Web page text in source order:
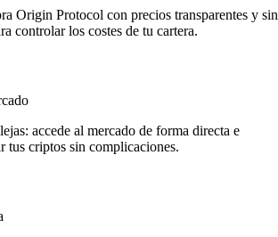
Origin Protocol con precios transparentes y sin
controlar los costes de tu cartera.
accede al mercado de forma directa e
tus criptos sin complicaciones.